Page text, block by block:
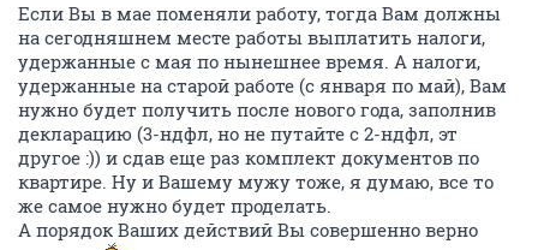
Если Вы в мае поменяли работу, тогда Вам должны
на сегодняшнем месте работы выплатить налоги,
удержанные с мая по нынешнее время. А налоги,
удержанные на старой работе (с января по май), Вам
нужно будет получить после нового года, заполнив
декларацию (3-ндфл, но не путайте с 2-ндфл, эт
другое :)) и сдав еще раз комплект документов по
квартире. Ну и Вашему мужу тоже, я думаю, все то
же самое нужно будет проделать.
А порядок Ваших действий Вы совершенно верно